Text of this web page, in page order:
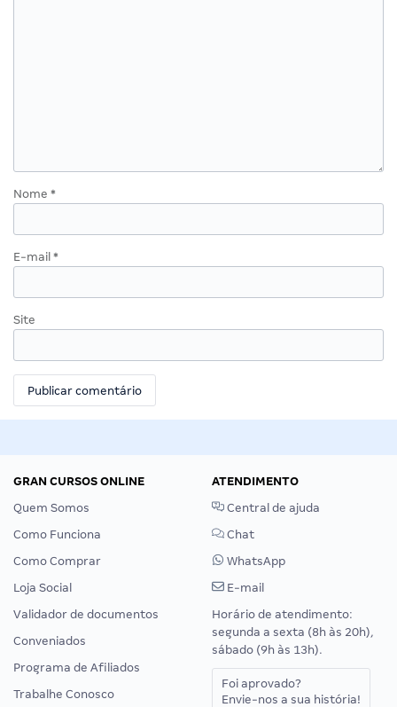
Nome *
E-mail *
Site
GRAN CURSOS ONLINE
Quem Somos
Como Funciona
Como Comprar
Loja Social
Validador de documentos
Conveniados
Programa de Afiliados
Trabalhe Conosco
ATENDIMENTO
Central de ajuda
Chat
WhatsApp
E-mail
Horário de atendimento:
segunda a sexta (8h às 20h),
sábado (9h às 13h).
Foi aprovado?
Envie-nos a sua história!